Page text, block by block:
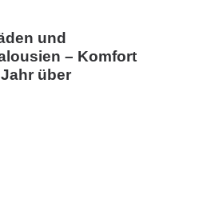
und
– Komfort
über